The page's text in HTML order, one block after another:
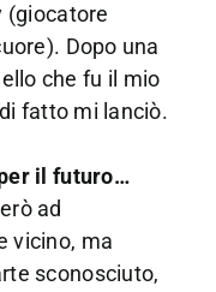
(giocatore
Dopo una
che fu il mio
fatto mi lanciò.
il futuro…
ad
vicino, ma
sconosciuto,